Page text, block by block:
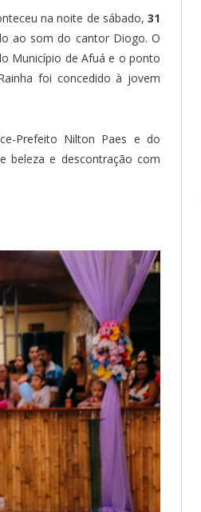
na noite de sábado, 31
ao som do cantor Diogo. O
Município de Afuá e o ponto
foi concedido à jovem
Prefeito Nilton Paes e do
beleza e descontração com